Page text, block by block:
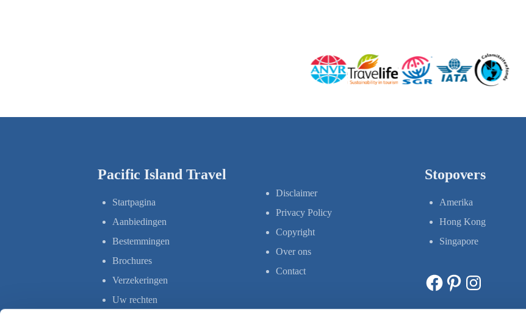
Pacific Island Travel
Startpagina
Aanbiedingen
Bestemmingen
Brochures
Verzekeringen
Uw rechten
Disclaimer
Privacy Policy
Copyright
Over ons
Contact
Stopovers
Amerika
Hong Kong
Singapore
Facebook Pinterest Instagram